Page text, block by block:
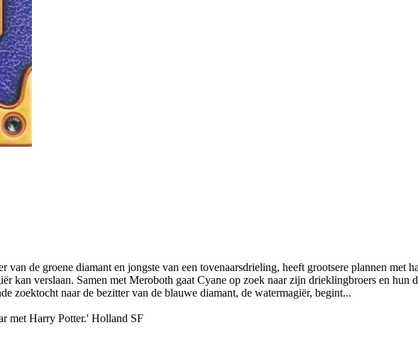
de groene diamant en jongste van een tovenaarsdrieling, heeft grootsere plannen met
kan verslaan. Samen met Meroboth gaat Cyane op zoek naar zijn drieklingbroers en hun
zoektocht naar de bezitter van de blauwe diamant, de watermagiër, begint...
met Harry Potter.' Holland SF